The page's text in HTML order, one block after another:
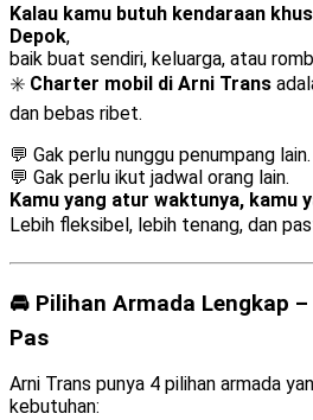
Kalau kamu butuh kendaraan
Depok,
baik buat sendiri, keluarga, atau
✳️ Charter mobil di Arni Trans
dan bebas ribet.
💬 Gak perlu nunggu penumpang lain.
💬 Gak perlu ikut jadwal orang lain.
Kamu yang atur waktunya, kamu
Lebih fleksibel, lebih tenang, dan
🚘 Pilihan Armada Lengkap
Pas
Arni Trans punya 4 pilihan armada
kebutuhan: